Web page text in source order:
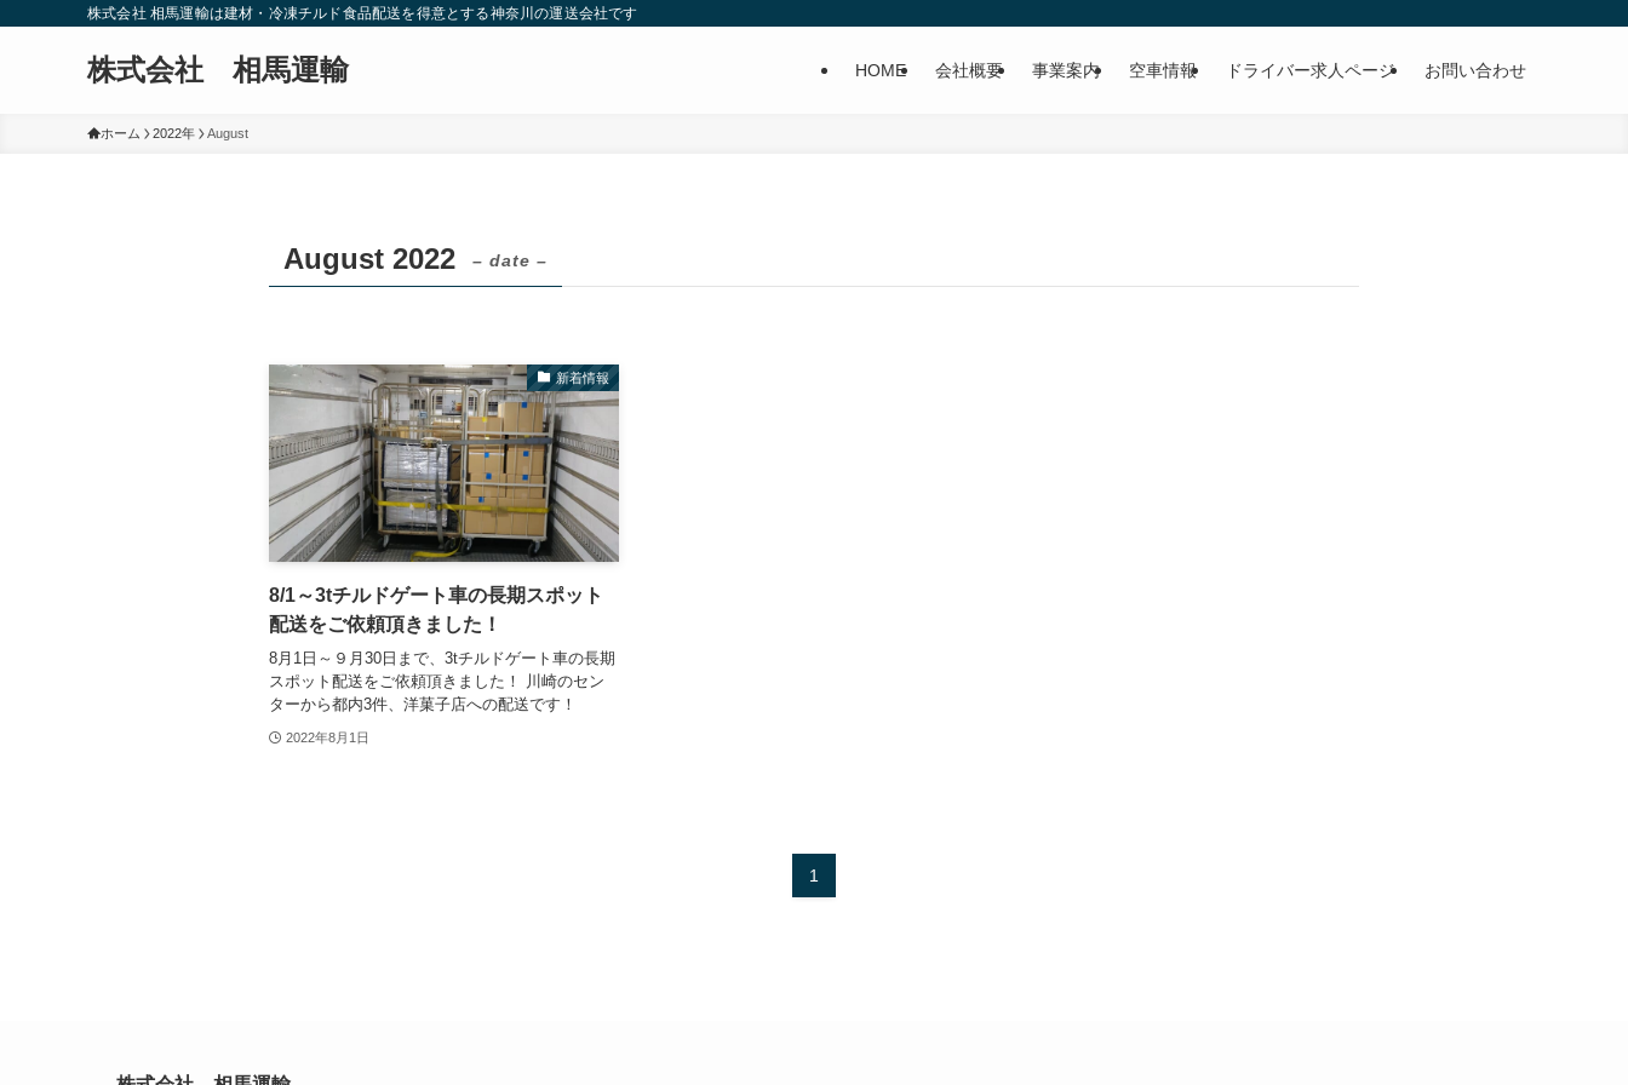
株式会社 相馬運輸は建材・冷凍チルド食品配送を得意とする神奈川の運送会社です
株式会社 相馬運輸 HOME 会社概要 事業案内 空車情報 ドライバー求人ページ お問い合わせ
ホーム 2022年 August
August 2022 – date –
新着情報
8/1～3tチルドゲート車の長期スポット
配送をご依頼頂きました！
8月1日～９月30日まで、3tチルドゲート車の長期
スポット配送をご依頼頂きました！ 川崎のセン
ターから都内3件、洋菓子店への配送です！
2022年8月1日
1